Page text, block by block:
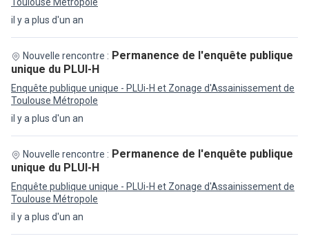
il y a plus d'un an
il y a plus d'un an
Nouvelle rencontre : Permanence de l'enquête publique
unique du PLUI-H
Enquête publique unique - PLUi-H et Zonage d'Assainissement de
Toulouse Métropole
il y a plus d'un an
Nouvelle rencontre : Permanence de l'enquête publique
unique du PLUI-H
Enquête publique unique - PLUi-H et Zonage d'Assainissement de
Toulouse Métropole